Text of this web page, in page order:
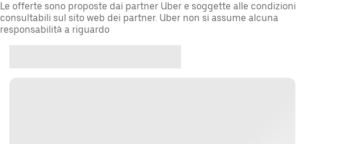
Le offerte sono proposte dai partner Uber e soggette alle condizioni
consultabili sul sito web dei partner. Uber non si assume alcuna
responsabilità a riguardo